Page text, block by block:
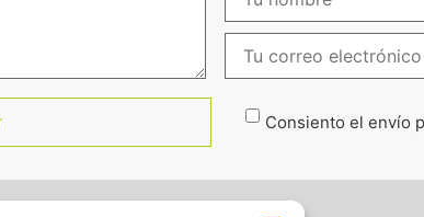
Consiento el envío